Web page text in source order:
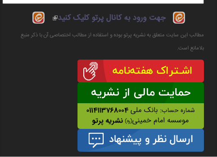
جهت ورود به کانال پرتو کلیک کنید
(link is
external)
مطالب این سایت متعلق به نشریه پرتو بوده و استفاده از مطالب اختصاصی آن با ذکر منبع
بلامانع است.